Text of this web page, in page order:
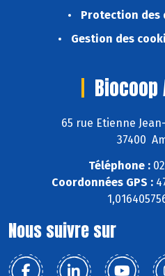
Protection des
Gestion des
Biocoop
65 rue Etienne
37400
Téléphone :
Coordonnées GPS :
Nous suivre sur